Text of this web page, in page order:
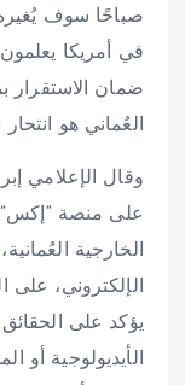
صباحًا سوف
في أمريكا
ضمان الاستقرار
العُماني هو
وقال الإعلامي
على منصة
الخارجية
الإلكتروني، على
يؤكد على الحقائق
الأيديولوجية أو